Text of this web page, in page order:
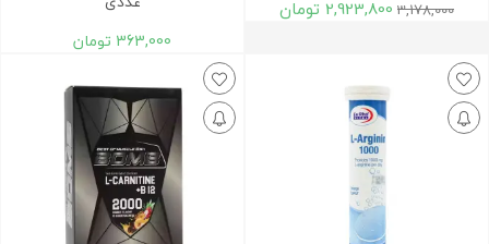
3,178,000
2,923,800 تومان
363,000 تومان